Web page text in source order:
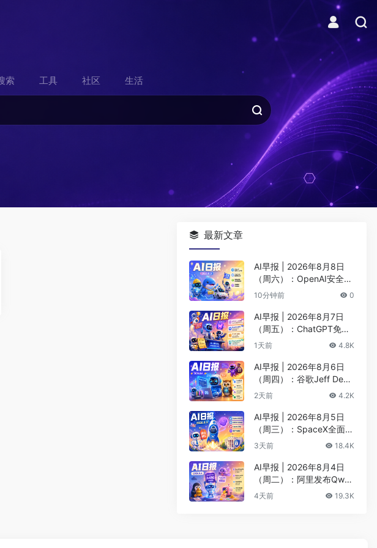
索 工具 社区 生活
最新文章
AI早报 | 2026年8月8日
（周六）：OpenAI安全评
估暂停Astra开发、DeepS
资
10分钟前 0
AI早报 | 2026年8月7日
（周五）：ChatGPT免费
版升级GPT-5.6 Luna无限
萨比斯卸任CEO
1天前 4.8K
AI早报 | 2026年8月6日
（周四）：谷歌Jeff Dean
创办AI科学公司、Meta发
2天前 4.2K
AI早报 | 2026年8月5日
（周三）：SpaceX全面押
注英伟达布局太空AI、四
3天前 18.4K
AI早报 | 2026年8月4日
（周二）：阿里发布Qwen
3.8-Max旗舰模型、MiniM
4天前 19.3K